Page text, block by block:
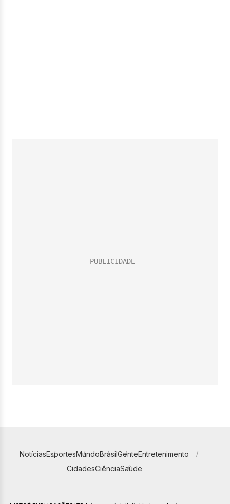
NotíciasEsportesMundoBrasilGenteEntretenimento
CidadesCiênciaSaúde